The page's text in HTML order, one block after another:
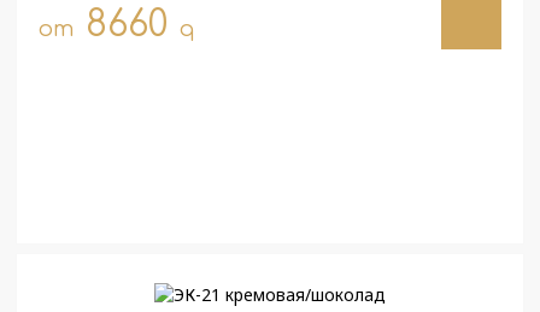
от 8660 q